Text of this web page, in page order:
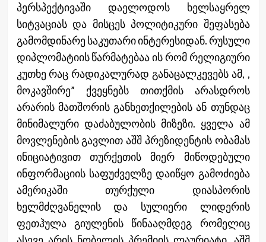
პერსპექტივაში დაელოდოს ხელსაყრელ
სიტვაციას და მისცეს პოლიტიკური შეფასება
გამომდინარე საკუთარი ინტერესიდან. რუსული
დიპლომატიის წარმატებაა ის რომ რელიგიური
კუთხე რაც რადიკალურად განაცალკევებს ამ, ,
მოკავშირე” ქვეყნებს თითქმის არასდროს
არარის მათშორის განხეთქილების ან თუნდაც
მინიმალური დაძაბულობის მიზეზი. ყველა ამ
მოვლენების გავლით აშშ პრეზიდენტის ობამას
ინიციატივით თურქეთის მიერ მიწოდებული
ინფორმაციის საფუძველზე დაიწყო გამოძიება
ამერიკაში თურქული დიასპორის
ხელმძღვანელის და სულიერი ლიდერის
ფეთჰულა გიულენის წინააღმდეგ რომელიც